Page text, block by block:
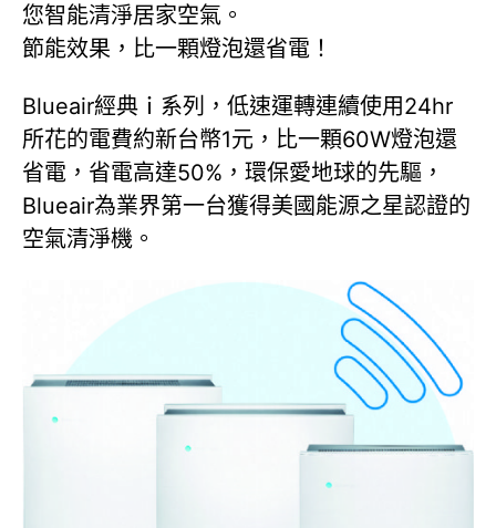
您智能清淨居家空氣。
節能效果，比一顆燈泡還省電！
Blueair經典ｉ系列，低速運轉連續使用24hr
所花的電費約新台幣1元，比一顆60W燈泡還
省電，省電高達50%，環保愛地球的先驅，
Blueair為業界第一台獲得美國能源之星認證的
空氣清淨機。